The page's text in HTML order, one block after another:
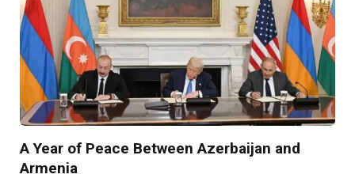
A Year of Peace Between Azerbaijan and
Armenia